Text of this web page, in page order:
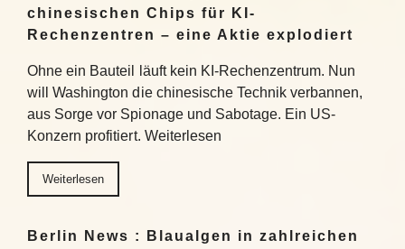
chinesischen Chips für KI-
Rechenzentren – eine Aktie explodiert
Ohne ein Bauteil läuft kein KI-Rechenzentrum. Nun
will Washington die chinesische Technik verbannen,
aus Sorge vor Spionage und Sabotage. Ein US-
Konzern profitiert. Weiterlesen
Weiterlesen
Berlin News : Blaualgen in zahlreichen